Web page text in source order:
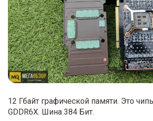
12 Гбайт графической памяти. Это
GDDR6X. Шина 384 Бит.